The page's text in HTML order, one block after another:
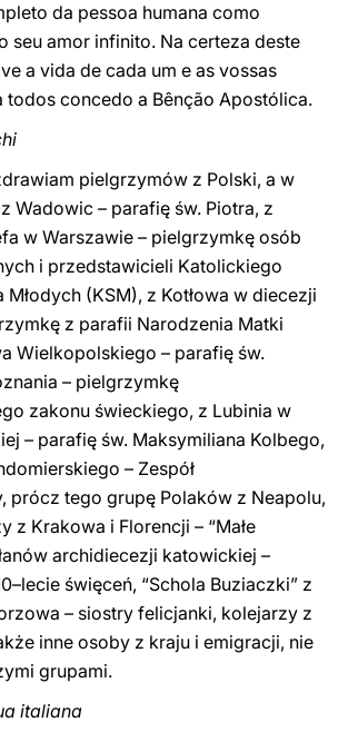
da pessoa humana como
seu amor infinito. Na certeza deste
a vida de cada um e as vossas
todos concedo a Bênção Apostólica.
pielgrzymów z Polski, a w
Wadowic – parafię św. Piotra, z
w Warszawie – pielgrzymkę osób
i przedstawicieli Katolickiego
(KSM), z Kotłowa w diecezji
z parafii Narodzenia Matki
Wielkopolskiego – parafię św.
– pielgrzymkę
zakonu świeckiego, z Lubinia w
– parafię św. Maksymiliana Kolbego,
– Zespół
prócz tego grupę Polaków z Neapolu,
z Krakowa i Florencji – “Małe
archidiecezji katowickiej –
święceń, “Schola Buziaczki” z
– siostry felicjanki, kolejarzy z
inne osoby z kraju i emigracji, nie
grupami.
italiana